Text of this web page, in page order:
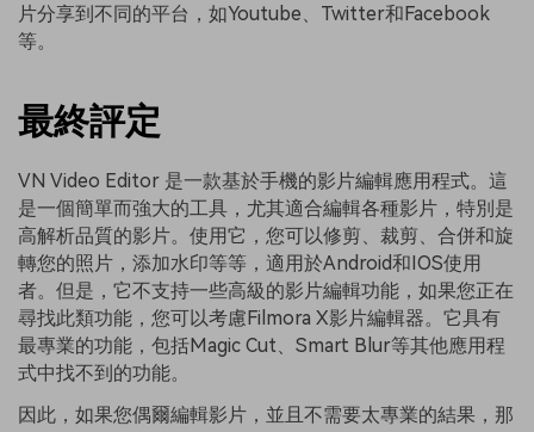
片分享到不同的平台，如Youtube、Twitter和Facebook
等。
最終評定
VN Video Editor 是一款基於手機的影片編輯應用程式。這
是一個簡單而強大的工具，尤其適合編輯各種影片，特別是
高解析品質的影片。使用它，您可以修剪、裁剪、合併和旋
轉您的照片，添加水印等等，適用於Android和IOS使用
者。但是，它不支持一些高級的影片編輯功能，如果您正在
尋找此類功能，您可以考慮Filmora X影片編輯器。它具有
最專業的功能，包括Magic Cut、Smart Blur等其他應用程
式中找不到的功能。
因此，如果您偶爾編輯影片，並且不需要太專業的結果，那